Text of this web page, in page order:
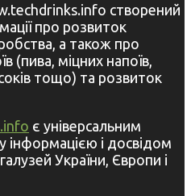
створений
про розвиток
а також про
(пива, міцних напоїв,
тощо) та розвиток
є універсальним
і досвідом
України, Європи і